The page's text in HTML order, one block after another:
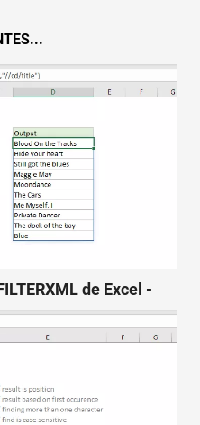
de Excel -